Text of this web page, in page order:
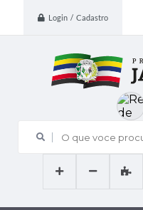
Login / Cadastro
O que voce procura?